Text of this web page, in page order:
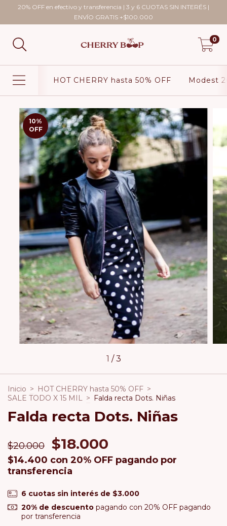
20% OFF en efectivo y transferencia | 3 y 6 CUOTAS SIN INTERÉS |
ENVÍO GRATIS +$100.000
0
HOT CHERRY hasta 50% OFF Modest
10%
OFF
1 /3
Inicio > HOT CHERRY hasta 50% OFF >
SALE TODO X 15 MIL > Falda recta Dots. Niñas
Falda recta Dots. Niñas
$20.000 $18.000
$14.400 con 20% OFF pagando por
transferencia
6 cuotas sin interés de $3.000
20% de descuentopagando con 20% OFF pagando
por transferencia